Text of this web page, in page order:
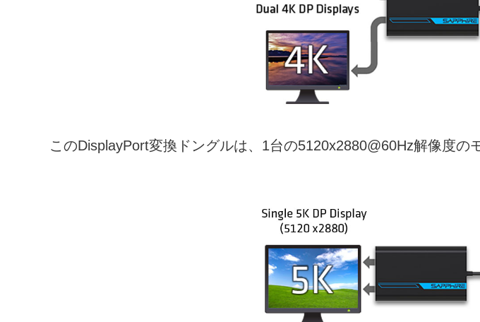
このDisplayPort変換ドングルは、1台の5120x2880@60Hz解像度